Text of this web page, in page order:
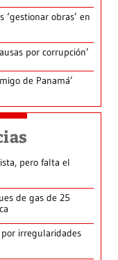
obras’ en
por corrupción’
de Panamá’
pero falta el
de gas de 25
irregularidades